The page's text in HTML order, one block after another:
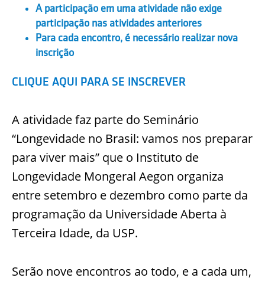
A participação em uma atividade não exige
participação nas atividades anteriores
Para cada encontro, é necessário realizar nova
inscrição
CLIQUE AQUI PARA SE INSCREVER
A atividade faz parte do Seminário
“Longevidade no Brasil: vamos nos preparar
para viver mais” que o Instituto de
Longevidade Mongeral Aegon organiza
entre setembro e dezembro como parte da
programação da Universidade Aberta à
Terceira Idade, da USP.
Serão nove encontros ao todo, e a cada um,